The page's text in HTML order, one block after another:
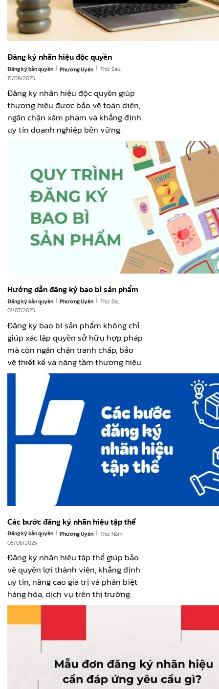
Đăng ký nhãn hiệu độc quyền
Đăng ký bản quyền | Phương Uyên | Thứ Sáu,
15/08/2025
Đăng ký nhãn hiệu độc quyền giúp
thương hiệu được bảo vệ toàn diện,
ngăn chặn xâm phạm và khẳng định
uy tín doanh nghiệp bền vững.
Hướng dẫn đăng ký bao bì sản phẩm
Đăng ký bản quyền | Phương Uyên | Thứ Ba,
01/07/2025
Đăng ký bao bì sản phẩm không chỉ
giúp xác lập quyền sở hữu hợp pháp
mà còn ngăn chặn tranh chấp, bảo
vệ thiết kế và nâng tầm thương hiệu.
Các bước đăng ký nhãn hiệu tập thể
Đăng ký bản quyền | Phương Uyên | Thứ Năm,
05/06/2025
Đăng ký nhãn hiệu tập thể giúp bảo
vệ quyền lợi thành viên, khẳng định
uy tín, nâng cao giá trị và phân biệt
hàng hóa, dịch vụ trên thị trường.